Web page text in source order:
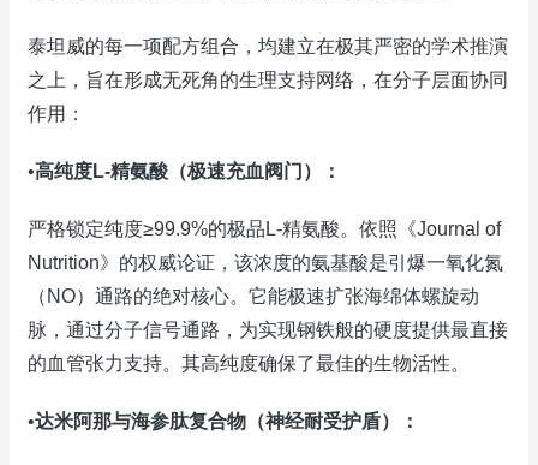
泰坦威的每一项配方组合，均建立在极其严密的学术推演
之上，旨在形成无死角的生理支持网络，在分子层面协同
作用：
•高纯度L-精氨酸（极速充血阀门）：
严格锁定纯度≥99.9%的极品L-精氨酸。依照《Journal of
Nutrition》的权威论证，该浓度的氨基酸是引爆一氧化氮
（NO）通路的绝对核心。它能极速扩张海绵体螺旋动
脉，通过分子信号通路，为实现钢铁般的硬度提供最直接
的血管张力支持。其高纯度确保了最佳的生物活性。
•达米阿那与海参肽复合物（神经耐受护盾）：